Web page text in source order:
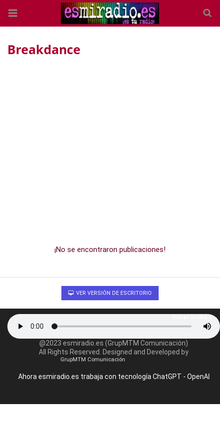
Breakdance
¡No se encontraron publicaciones!
VER VERSIÓN DE ESCRITORIO
@2023 esmiradio.es (GrupMTM Comunicación)
All Rights Reserved. Designed and Developed by
GrupMTM Comunicación
Ahora esmiradio.es trabaja con tecnología ChatGPT - OpenAI